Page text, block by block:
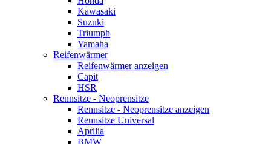
Kawasaki
Suzuki
Triumph
Yamaha
Reifenwärmer
Reifenwärmer anzeigen
Capit
HSR
Rennsitze - Neoprensitze
Rennsitze - Neoprensitze anzeigen
Rennsitze Universal
Aprilia
BMW